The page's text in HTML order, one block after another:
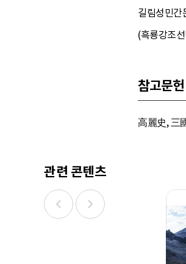
길림성민간
(흑룡강조
참고문헌
高麗史, 三
관련 콘텐츠